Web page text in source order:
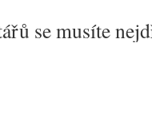
se musíte